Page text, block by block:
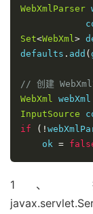
WebXmlParser
Set<WebXml>
defaults . add (
// 创建 WebXml
WebXml webXml
InputSource
if
(!
    ok
=
1、